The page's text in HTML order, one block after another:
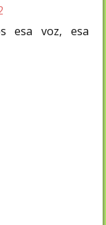
esa voz, esa